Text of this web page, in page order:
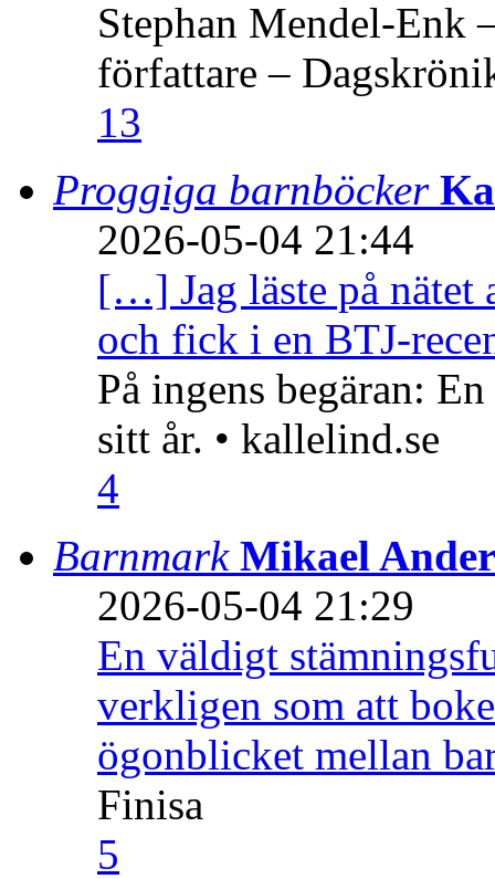
Stephan Mendel-Enk
författare –
13
Proggiga barnböcker
2026-05-04 21:44
[…] Jag läste på nätet
och fick i en BTJ-
På ingens begäran:
sitt år. • kallelind.se
4
Barnmark Mikael
2026-05-04 21:29
En väldigt
verkligen som att
ögonblicket mellan
Finisa
5